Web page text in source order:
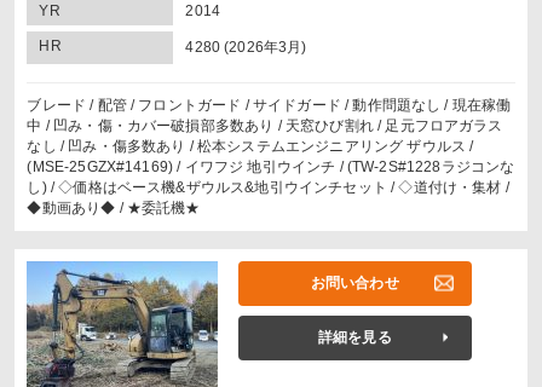
YR 2014
HR 4280 (2026年3月)
ブレード / 配管 / フロントガード / サイドガード / 動作問題なし / 現在稼働
中 / 凹み・傷・カバー破損部多数あり / 天窓ひび割れ / 足元フロアガラス
なし / 凹み・傷多数あり / 松本システムエンジニアリング ザウルス /
(MSE-25GZX#14169) / イワフジ 地引ウインチ / (TW-2S#1228ラジコンな
し) / ◇価格はベース機&ザウルス&地引ウインチセット / ◇道付け・集材 /
◆動画あり◆ / ★委託機★
お問い合わせ
詳細を見る